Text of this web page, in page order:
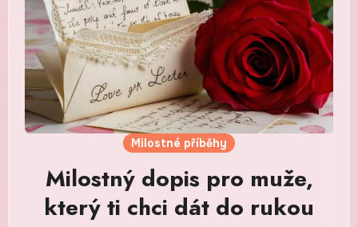
Milostné příběhy
Milostný dopis pro muže,
který ti chci dát do rukou